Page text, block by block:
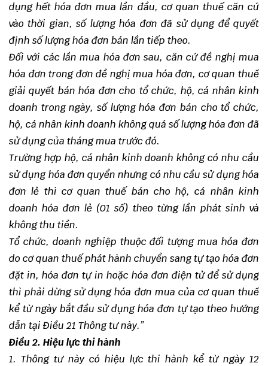
dụng hết hóa đơn mua lần đầu, cơ quan thuế căn cứ
vào thời gian, số lượng hóa đơn đã sử dụng để quyết
định số lượng hóa đơn bán lần tiếp theo.
Đối với các lần mua hóa đơn sau, căn cứ đề nghị mua
hóa đơn trong đơn đề nghị mua hóa đơn, cơ quan thuế
giải quyết bán hóa đơn cho tổ chức, hộ, cá nhân kinh
doanh trong ngày, số lượng hóa đơn bán cho tổ chức,
hộ, cá nhân kinh doanh không quá số lượng hóa đơn đã
sử dụng của tháng mua trước đó.
Trường hợp hộ, cá nhân kinh doanh không có nhu cầu
sử dụng hóa đơn quyển nhưng có nhu cầu sử dụng hóa
đơn lẻ thì cơ quan thuế bán cho hộ, cá nhân kinh
doanh hóa đơn lẻ (01 số) theo từng lần phát sinh và
không thu tiền.
Tổ chức, doanh nghiệp thuộc đối tượng mua hóa đơn
do cơ quan thuế phát hành chuyển sang tự tạo hóa đơn
đặt in, hóa đơn tự in hoặc hóa đơn điện tử để sử dụng
thì phải dừng sử dụng hóa đơn mua của cơ quan thuế
kể từ ngày bắt đầu sử dụng hóa đơn tự tạo theo hướng
dẫn tại Điều 21 Thông tư này.”
Điều 2. Hiệu lực thi hành
1. Thông tư này có hiệu lực thi hành kể từ ngày 12